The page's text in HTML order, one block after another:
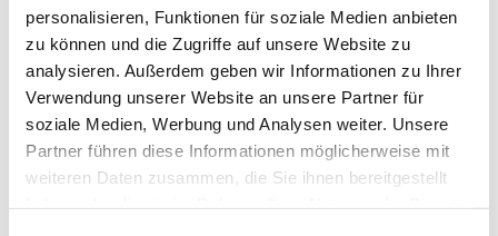
personalisieren, Funktionen für soziale Medien anbieten
zu können und die Zugriffe auf unsere Website zu
analysieren. Außerdem geben wir Informationen zu Ihrer
Verwendung unserer Website an unsere Partner für
soziale Medien, Werbung und Analysen weiter. Unsere
Partner führen diese Informationen möglicherweise mit
weiteren Daten zusammen, die Sie ihnen bereitgestellt
Erschaffe gesunde Schlafplätze und vitalisierende
LebensRäume!
Heile das Spannungsfeld in Deinen Lebensräumen!
Löse und kläre die MobilfunkStrahlungen und
StromFelder!
Befreie Deine Räume von Erdstrahlen, Wasseradern und
Co!
Ziel: Der zertifizierte GeomantieCoach ist dazu in der
Lage, alle LebensRäume von feinstofflichen Belastungen